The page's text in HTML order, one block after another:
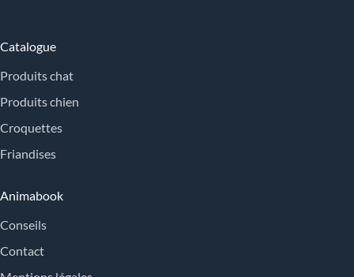
Catalogue
Produits chat
Produits chien
Croquettes
Friandises
Animabook
Conseils
Contact